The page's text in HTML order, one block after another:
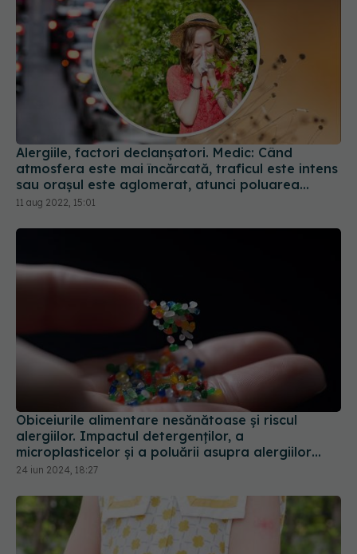
Alergiile, factori declanșatori. Medic: Când
atmosfera este mai încărcată, traficul este intens
sau oraşul este aglomerat, atunci poluarea
chimică poate să le agraveze
11 aug 2022, 15:01
Obiceiurile alimentare nesănătoase și riscul
alergiilor. Impactul detergenților, a
microplasticelor și a poluării asupra alergiilor
alimentare
24 iun 2024, 18:27